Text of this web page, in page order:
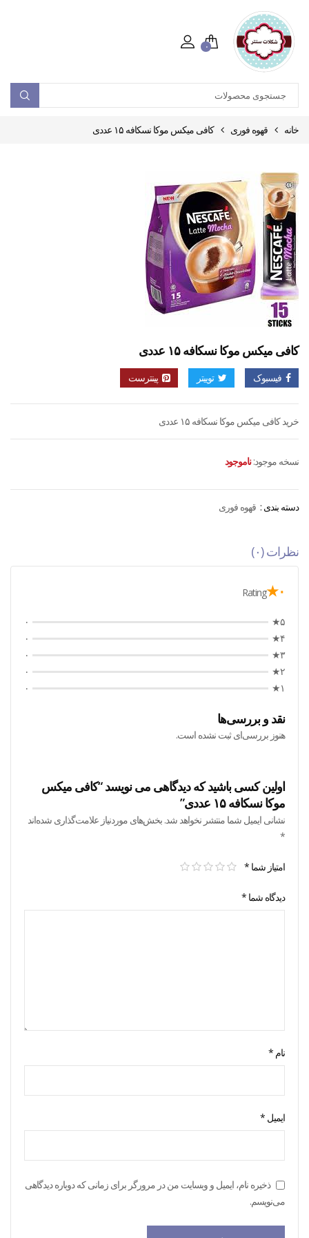
۰
خانه قهوه فوری کافی میکس موکا نسکافه ۱۵ عددی
کافی میکس موکا نسکافه ۱۵ عددی
فیسبوک توییتر پینترست
خرید کافی میکس موکا نسکافه ۱۵ عددی
نسخه موجود: ناموجود
دسته بندی : قهوه فوری
نظرات (۰)
۰★ Rating
۵★
۰
۴★
۰
۳★
۰
۲★
۰
۱★
۰
نقد و بررسی‌ها
هنوز بررسی‌ای ثبت نشده است.
اولین کسی باشید که دیدگاهی می نویسد “کافی میکس
موکا نسکافه ۱۵ عددی”
نشانی ایمیل شما منتشر نخواهد شد. بخش‌های موردنیاز علامت‌گذاری شده‌اند
*
امتیاز شما *
دیدگاه شما *
نام *
ایمیل *
ذخیره نام، ایمیل و وبسایت من در مرورگر برای زمانی که دوباره دیدگاهی
می‌نویسم.